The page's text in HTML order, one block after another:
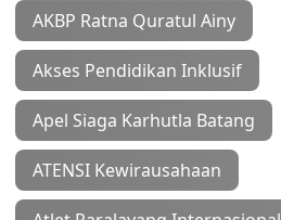
AKBP Ratna Quratul Ainy
Akses Pendidikan Inklusif
Apel Siaga Karhutla Batang
ATENSI Kewirausahaan